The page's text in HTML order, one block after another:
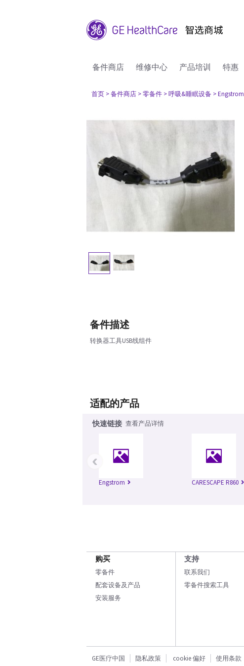
备件商店 维修中心 产品培训 特惠
首页 > 备件商店 > 零备件 > 呼吸&睡眠设备 > Engstrom
备件描述
转换器工具USB线组件
适配的产品
快速链接 查看产品详情
Engstrom CARESCAPE R860
‹
购买
零备件
配套设备及产品
安装服务
支持
联系我们
零备件搜索工具
GE医疗中国 隐私政策 cookie 偏好 使用条款